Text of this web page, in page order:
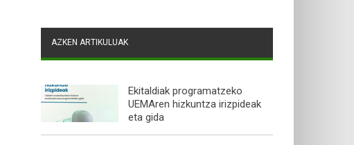
AZKEN ARTIKULUAK
Ekitaldiak programatzeko
UEMAren hizkuntza irizpideak
eta gida